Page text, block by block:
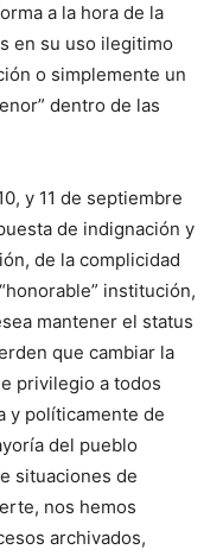
a la hora de la
en su uso ilegitimo
o simplemente un
dentro de las
y 11 de septiembre
de indignación y
de la complicidad
institución,
mantener el status
que cambiar la
privilegio a todos
y políticamente de
del pueblo
situaciones de
nos hemos
archivados,